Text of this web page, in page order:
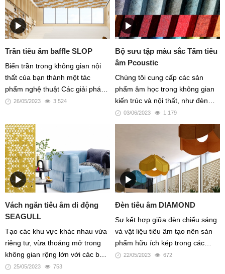
Trần tiêu âm baffle SLOP
Biến trần trong không gian nội
thất của bạn thành một tác
phẩm nghệ thuật Các giải pháp
tiêu âm tiêu chuẩn và riêng biệt
qua những thách thức về âm
thanh một cách sáng tạo, hiệu
quả, cuối cùng là cải thiện sự
thoải mái về âm thanh và mang
lại hạnh phúc cho tất cả người
sử dụng bên dưới nó
26/05/2023 3,524
Bộ sưu tập màu sắc Tấm tiêu
âm Pcoustic
Chúng tôi cung cấp các sản
phẩm âm học trong không gian
kiến trúc và nội thất, như đèn
tiêu âm, trần tiêu âm, tường tiêu
âm và các sản phẩm decor trang
trí khác bằng Vật liệu từ Pet/ Felt
trường Bên cạnh bộ sưu tập
màu sắc lên đến hơn 150 màu,
chúng tôi còn cung cấp tấm với
nhiều kích thước đa dạng khác
nhau được sản xuất từ nhiều
nhà máy uy tín trên thế giới, với
khổ tấm 1200x2400mm hoặc
1200x2800mm, độ dày từ 9mm,
12mm, 15mm và 24mm... Đội
03/06/2023 1,179
Vách ngăn tiêu âm di động
SEAGULL
Tạo các khu vực khác nhau vừa
riêng tư, vừa thoáng mở trong
không gian rộng lớn với các bức
vách ngăn di động và tối ưu hóa
25/05/2023 753
Đèn tiêu âm DIAMOND
Sự kết hợp giữa đèn chiếu sáng
và vật liệu tiêu âm tạo nên sản
phẩm hữu ích kép trong các
không gian.
22/05/2023 672